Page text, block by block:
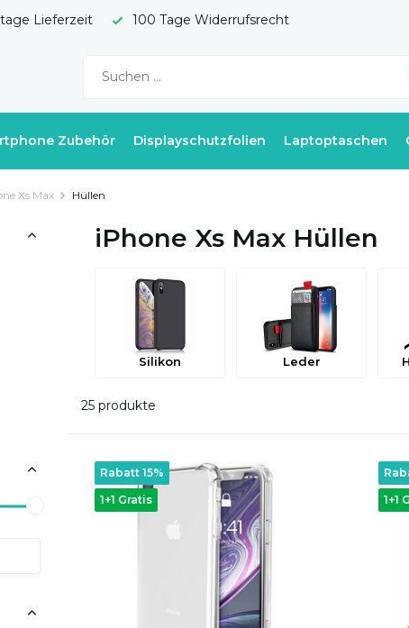
Lieferzeit 100 Tage Widerrufsrecht
Zubehör Displayschutzfolien Laptoptaschen
Xs Max Hüllen
iPhone Xs Max Hüllen
Silikon Leder
25 produkte
1+1 Gratis
Rabatt 15%
1+1